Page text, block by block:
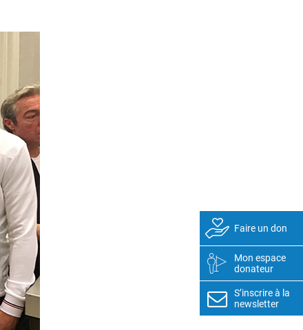
Faire un don
Mon espace
donateur
S’inscrire à la
newsletter